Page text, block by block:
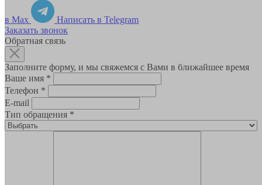
в Max
Написать в Telegram
Заказать звонок
Обратная связь
Заполните форму, и мы свяжемся с Вами в ближайшее время
Ваше имя *
Телефон *
E-mail
Тип обращения *